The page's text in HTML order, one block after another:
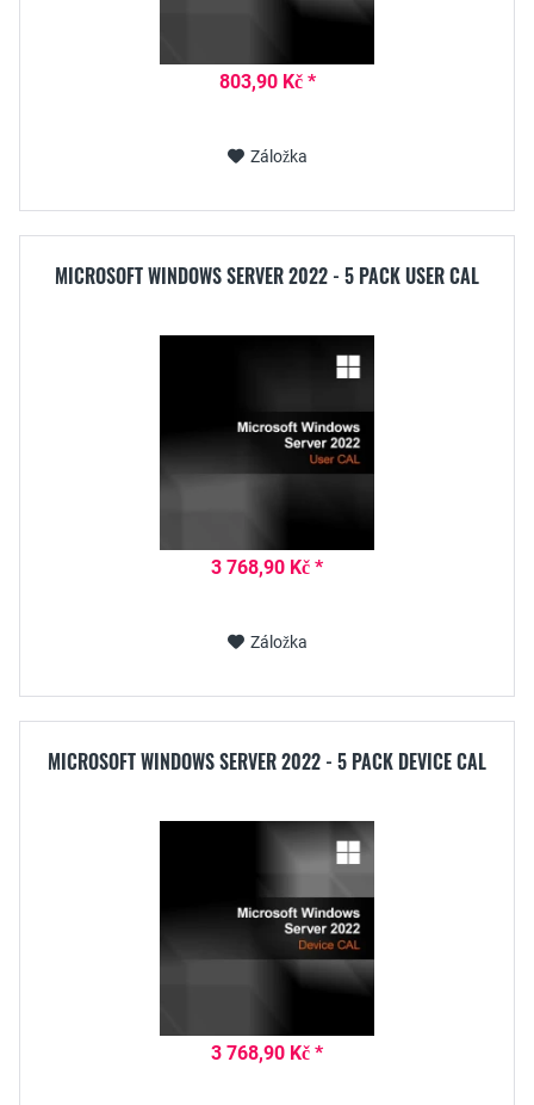
803,90 Kč *
Záložka
MICROSOFT WINDOWS SERVER 2022 - 5 PACK USER CAL
3 768,90 Kč *
Záložka
MICROSOFT WINDOWS SERVER 2022 - 5 PACK DEVICE CAL
3 768,90 Kč *